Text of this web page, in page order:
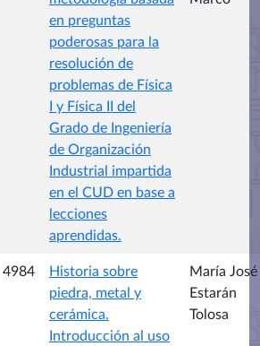
en preguntas
poderosas para la
resolución de
problemas de Física
I y Física II del
Grado de Ingeniería
de Organización
Industrial impartida
en el CUD en base a
lecciones
aprendidas.
4984
Historia sobre
piedra, metal y
cerámica.
Introducción al uso
María José
Estarán
Tolosa